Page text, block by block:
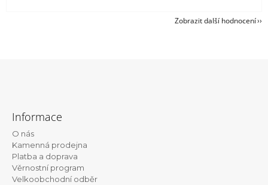
Zobrazit další hodnocení
Informace
O nás
Kamenná prodejna
Platba a doprava
Věrnostní program
Velkoobchodní odběr